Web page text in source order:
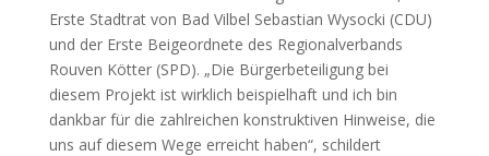
Erste Stadtrat von Bad Vilbel Sebastian Wysocki (CDU)
und der Erste Beigeordnete des Regionalverbands
Rouven Kötter (SPD). „Die Bürgerbeteiligung bei
diesem Projekt ist wirklich beispielhaft und ich bin
dankbar für die zahlreichen konstruktiven Hinweise, die
uns auf diesem Wege erreicht haben“, schildert